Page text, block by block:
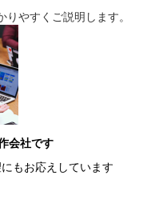
やすくご説明します。
会社です
もお応えしています